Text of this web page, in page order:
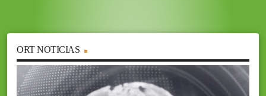
ORT NOTICIAS